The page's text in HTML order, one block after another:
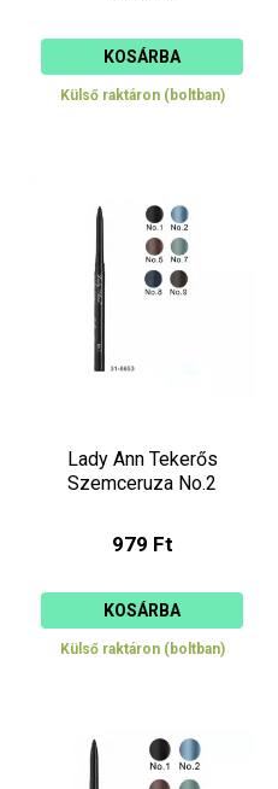
KOSÁRBA
Külső raktáron (boltban)
Lady Ann Tekerős
Szemceruza No.2
979 Ft
KOSÁRBA
Külső raktáron (boltban)